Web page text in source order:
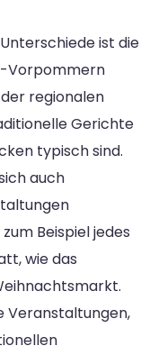
ist die
Vorpommern
regionalen
Gerichte
typisch sind.
auch
Beispiel jedes
wie das
Veranstaltungen,